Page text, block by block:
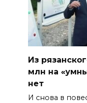
Из
млн на
нет
И снова в